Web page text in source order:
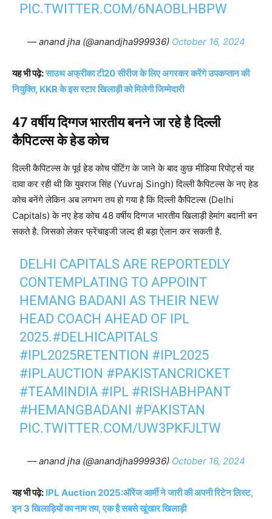
PIC.TWITTER.COM/6NAOBLHBPW
— anand jha (@anandjha999936) October 16, 2024
यह भी पढ़े:साउथ अफ्रीका टी20 सीरीज के लिए अगरकर करेंगे उपकप्तान की
नियुक्ति, KKR के इस स्टार खिलाड़ी को मिलेगी जिम्मेदारी
47 वर्षीय दिग्गज भारतीय बनने जा रहे है दिल्ली
कैपिटल्स के हेड कोच
दिल्ली कैपिटल्स के पूर्व हेड कोच पोंटिंग के जाने के बाद कुछ मीडिया रिपोर्ट्स यह
दावा कर रही थी कि युवराज सिंह (Yuvraj Singh) दिल्ली कैपिटल्स के नए हेड
कोच बनेंगे लेकिन अब लगभग तय हो गया है कि दिल्ली कैपिटल्स (Delhi
Capitals) के नए हेड कोच 48 वर्षीय दिग्गज भारतीय खिलाड़ी हेमांग बदानी बन
सकते है. जिसको लेकर फ्रेंचाइजी जल्द ही बड़ा ऐलान कर सकती है.
DELHI CAPITALS ARE REPORTEDLY
CONTEMPLATING TO APPOINT
HEMANG BADANI AS THEIR NEW
HEAD COACH AHEAD OF IPL
2025.#DELHICAPITALS
#IPL2025RETENTION #IPL2025
#IPLAUCTION #PAKISTANCRICKET
#TEAMINDIA #IPL #RISHABHPANT
#HEMANGBADANI #PAKISTAN
PIC.TWITTER.COM/UW3PKFJLTW
— anand jha (@anandjha999936) October 16, 2024
यह भी पढ़े: IPL Auction 2025:ऑरेंज आर्मी ने जारी की अपनी रिटेन लिस्ट,
इन 3 खिलाड़ियों का नाम तय, एक है सबसे खूंखार खिलाड़ी